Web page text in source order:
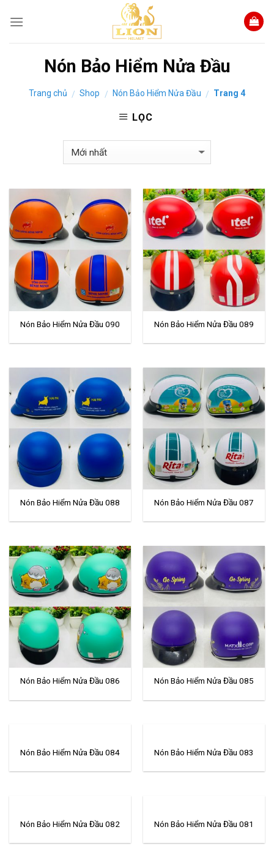
Nón Bảo Hiểm Nửa Đầu
Trang chủ / Shop / Nón Bảo Hiểm Nửa Đầu / Trang 4
LỌC
Nón Bảo Hiểm Nửa Đầu 090 Nón Bảo Hiểm Nửa Đầu 089
Nón Bảo Hiểm Nửa Đầu 088 Nón Bảo Hiểm Nửa Đầu 087
Nón Bảo Hiểm Nửa Đầu 086 Nón Bảo Hiểm Nửa Đầu 085
Nón Bảo Hiểm Nửa Đầu 084 Nón Bảo Hiểm Nửa Đầu 083
Nón Bảo Hiểm Nửa Đầu 082 Nón Bảo Hiểm Nửa Đầu 081